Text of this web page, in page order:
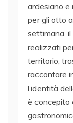
ardesiano e
per gli otto
settimana, il
realizzati
territorio,
raccontare
l’identità
è concepito